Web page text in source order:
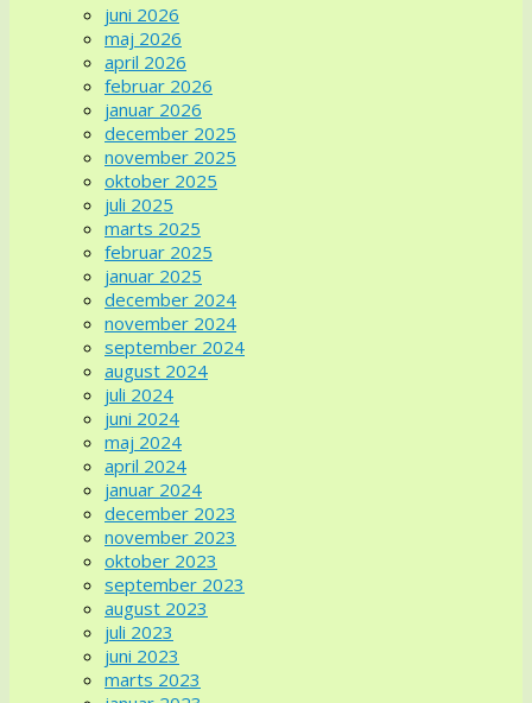
juni 2026
maj 2026
april 2026
februar 2026
januar 2026
december 2025
november 2025
oktober 2025
juli 2025
marts 2025
februar 2025
januar 2025
december 2024
november 2024
september 2024
august 2024
juli 2024
juni 2024
maj 2024
april 2024
januar 2024
december 2023
november 2023
oktober 2023
september 2023
august 2023
juli 2023
juni 2023
marts 2023